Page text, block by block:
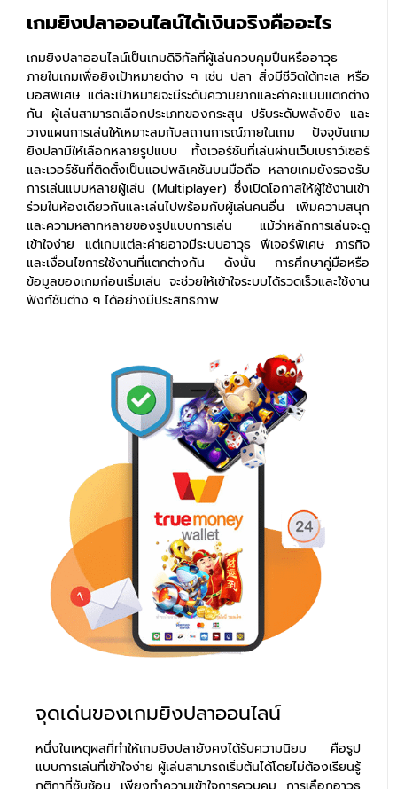
เกมยิงปลาออนไลน์ได้เงินจริงคืออะไร
เกมยิงปลาออนไลน์เป็นเกมดิจิทัลที่ผู้เล่นควบคุมปืนหรืออาวุธ
ภายในเกมเพื่อยิงเป้าหมายต่าง ๆ เช่น ปลา สิ่งมีชีวิตใต้ทะเล หรือ
บอสพิเศษ แต่ละเป้าหมายจะมีระดับความยากและค่าคะแนนแตกต่าง
กัน ผู้เล่นสามารถเลือกประเภทของกระสุน ปรับระดับพลังยิง และ
วางแผนการเล่นให้เหมาะสมกับสถานการณ์ภายในเกม ปัจจุบันเกม
ยิงปลามีให้เลือกหลายรูปแบบ ทั้งเวอร์ชันที่เล่นผ่านเว็บเบราว์เซอร์
และเวอร์ชันที่ติดตั้งเป็นแอปพลิเคชันบนมือถือ หลายเกมยังรองรับ
การเล่นแบบหลายผู้เล่น (Multiplayer) ซึ่งเปิดโอกาสให้ผู้ใช้งานเข้า
ร่วมในห้องเดียวกันและเล่นไปพร้อมกับผู้เล่นคนอื่น เพิ่มความสนุก
และความหลากหลายของรูปแบบการเล่น แม้ว่าหลักการเล่นจะดู
เข้าใจง่าย แต่เกมแต่ละค่ายอาจมีระบบอาวุธ ฟีเจอร์พิเศษ ภารกิจ
และเงื่อนไขการใช้งานที่แตกต่างกัน ดังนั้น การศึกษาคู่มือหรือ
ข้อมูลของเกมก่อนเริ่มเล่น จะช่วยให้เข้าใจระบบได้รวดเร็วและใช้งาน
ฟังก์ชันต่าง ๆ ได้อย่างมีประสิทธิภาพ
จุดเด่นของเกมยิงปลาออนไลน์
หนึ่งในเหตุผลที่ทำให้เกมยิงปลายังคงได้รับความนิยม คือรูป
แบบการเล่นที่เข้าใจง่าย ผู้เล่นสามารถเริ่มต้นได้โดยไม่ต้องเรียนรู้